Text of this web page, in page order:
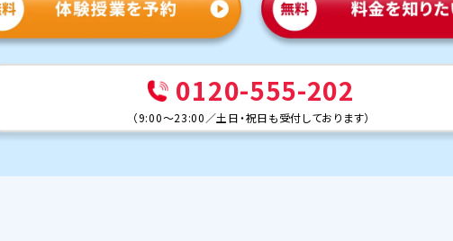
0120-555-202
（9:00～23:00 ／土日・祝日も受付しております）